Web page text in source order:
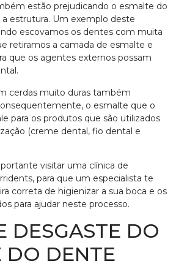
estão prejudicando o esmalte do
estrutura. Um exemplo deste
escovamos os dentes com muita
retiramos a camada de esmalte e
que os agentes externos possam
cerdas muito duras também
o esmalte que o
para os produtos que são utilizados
(creme dental, fio dental e
visitar uma clínica de
para que um especialista te
correta de higienizar a sua boca e os
para ajudar neste processo.
DESGASTE DO
DO DENTE